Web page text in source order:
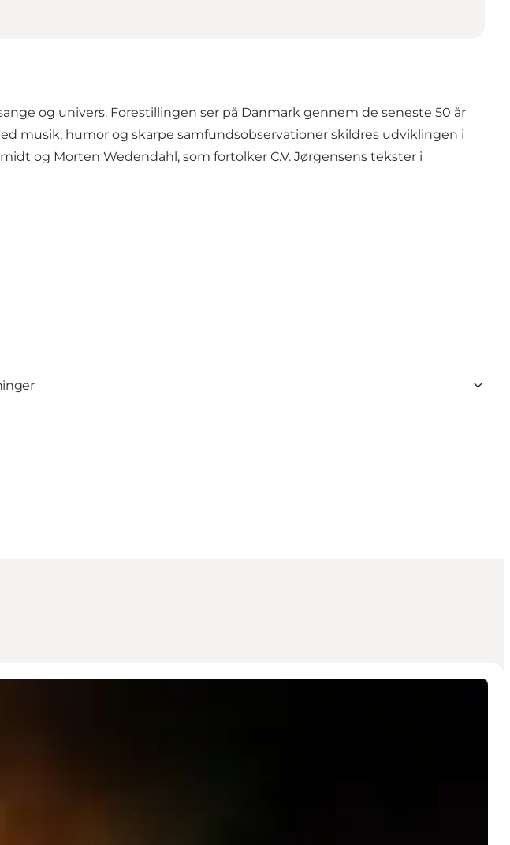
og univers. Forestillingen ser på Danmark gennem de seneste 50 år
musik, humor og skarpe samfundsobservationer skildres udviklingen i
og Morten Wedendahl, som fortolker C.V. Jørgensens tekster i